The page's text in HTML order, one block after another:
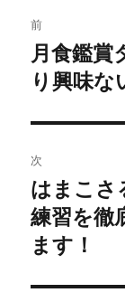
稿
ナ
ビ
ゲ
ー
シ
前
前
の
稿:
月食鑑賞
り興味な
次
次
の
投
稿:
はまこさ
練習を徹
ます！